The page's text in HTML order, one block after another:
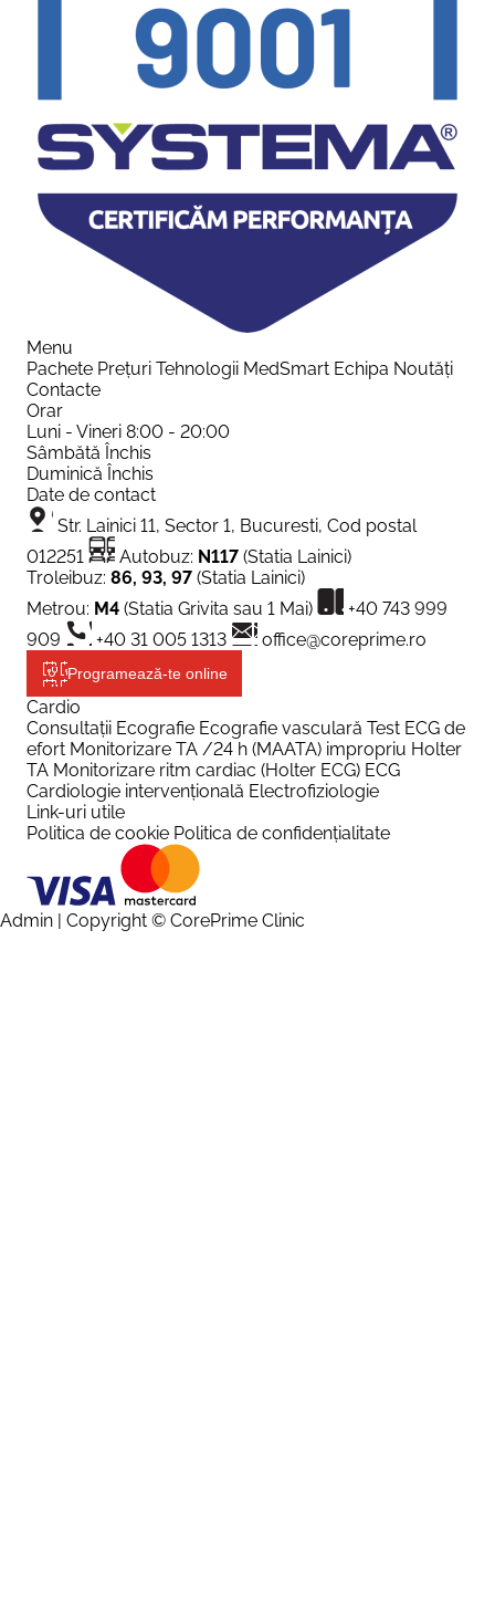
Menu
Pachete Prețuri Tehnologii MedSmart Echipa Noutăți
Contacte
Orar
Luni - Vineri 8:00 - 20:00
Sâmbătă Închis
Duminică Închis
Date de contact
Str. Lainici 11, Sector 1, Bucuresti, Cod postal
012251
Autobuz: N117 (Statia Lainici)
Troleibuz: 86, 93, 97 (Statia Lainici)
Metrou: M4 (Statia Grivita sau 1 Mai)
+40 743 999
909
+40 31 005 1313 office@coreprime.ro
Programează-te online
Cardio
Consultații Ecografie Ecografie vasculară Test ECG de
efort Monitorizare TA /24 h (MAATA) impropriu Holter
TA Monitorizare ritm cardiac (Holter ECG) ECG
Cardiologie intervențională Electrofiziologie
Link-uri utile
Politica de cookie Politica de confidențialitate
Admin | Copyright © CorePrime Clinic